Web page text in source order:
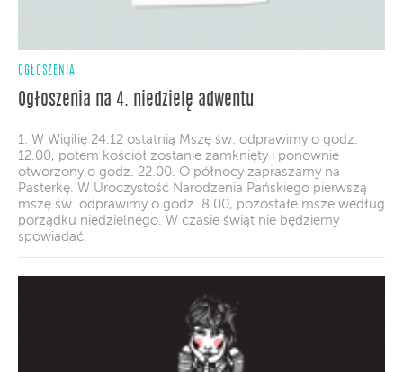
OGŁOSZENIA
Ogłoszenia na 4. niedzielę adwentu
1. W Wigilię 24.12 ostatnią Mszę św. odprawimy o godz.
12.00, potem kościół zostanie zamknięty i ponownie
otworzony o godz. 22.00. O północy zapraszamy na
Pasterkę. W Uroczystość Narodzenia Pańskiego pierwszą
mszę św. odprawimy o godz. 8.00, pozostałe msze według
porządku niedzielnego. W czasie świąt nie będziemy
spowiadać.